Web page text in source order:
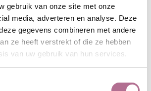
gebruik van onze site met onze
media, adverteren en analyse. Deze
gegevens combineren met andere
ze heeft verstrekt of die ze hebben
van uw gebruik van hun services.
1 meter. Het is mogelijk
1,3 meter te
maar bestellingen van
een meter kunnen niet
worden genomen.
geknipte stoffen kunnen